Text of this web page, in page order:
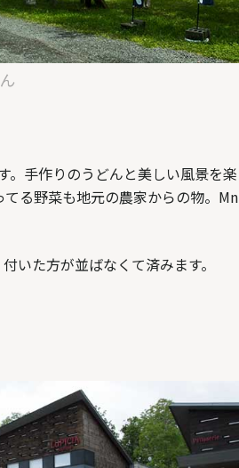
手作りのうどんと美しい風景を
る野菜も地元の農家からの物。
いた方が並ばなくて済みます。